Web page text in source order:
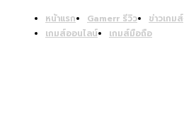
หน้าแรก Gamerr รีวิว ข่าวเกมส์
เกมส์ออนไลน์
เกมส์มือถือ